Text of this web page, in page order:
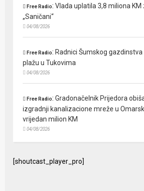
Free Radio:Vlada uplatila 3,8 miliona KM
„Saničani“
04/08/2026
Free Radio: Radnici Šumskog
plažu u Tukovima
04/08/2026
Free Radio:Gradonačelnik Prijedora
izgradnji kanalizacione mreže u
vrijedan milion KM
04/08/2026
[shoutcast_player_pro]